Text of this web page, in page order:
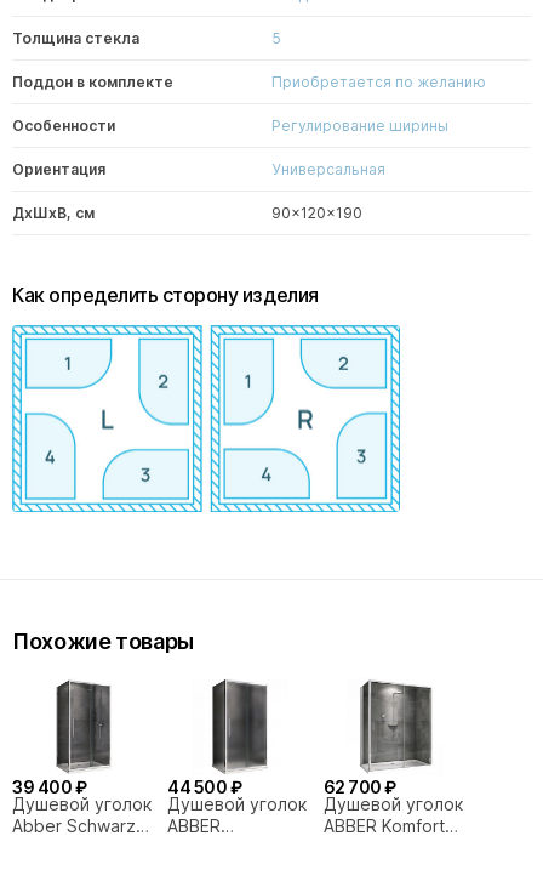
Толщина стекла 5
Поддон в комплекте Приобретается по желанию
Особенности Регулирование ширины
Ориентация Универсальная
ДxШxВ, см 90x120x190
Как определить сторону изделия
Похожие товары
39 400 ₽
Душевой уголок
Abber Schwarzer
44 500 ₽
Душевой уголок
ABBER
62 700 ₽
Душевой уголок
ABBER Komfort